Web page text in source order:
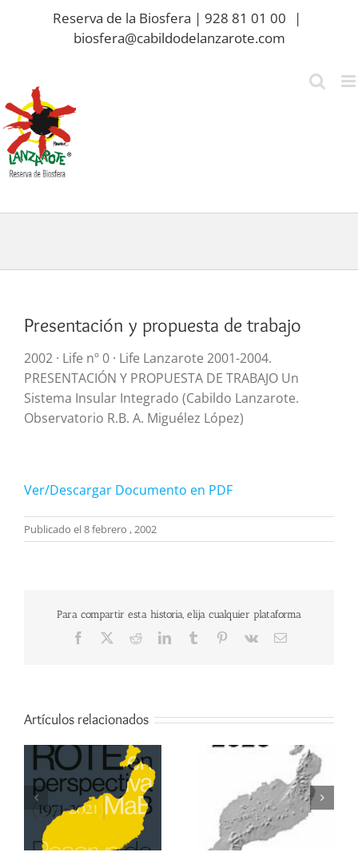
Reserva de la Biosfera | 928 81 01 00
|
biosfera@cabildodelanzarote.com
Presentación y propuesta de trabajo
2002 · Life nº 0 · Life Lanzarote 2001-2004.
PRESENTACIÓN Y PROPUESTA DE TRABAJO Un
Sistema Insular Integrado (Cabildo Lanzarote.
Observatorio R.B. A. Miguélez López)
Ver/Descargar Documento en PDF
Publicado el 8 febrero , 2002
Para compartir esta historia, elija cualquier plataforma
Facebook RedditLinkedInTumblr Pinterest
Vk
Correo
Artículos relacionados